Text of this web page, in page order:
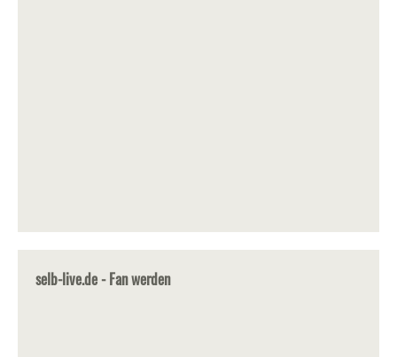
selb-live.de - Fan werden